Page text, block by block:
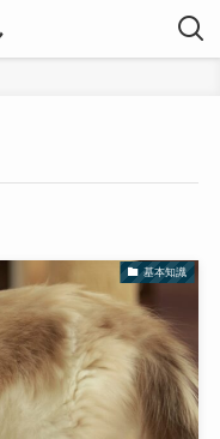
基本知識